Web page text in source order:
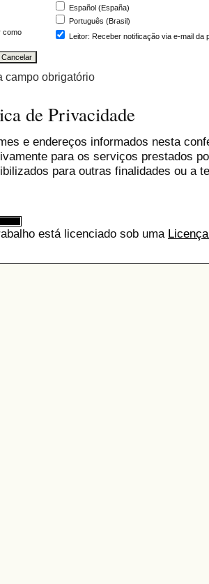
Español (España)
Português (Brasil)
como
Leitor: Receber notificação via e-mail da
campo obrigatório
de Privacidade
e endereços informados nesta
para os serviços prestados
para outras finalidades ou a
está licenciado sob uma